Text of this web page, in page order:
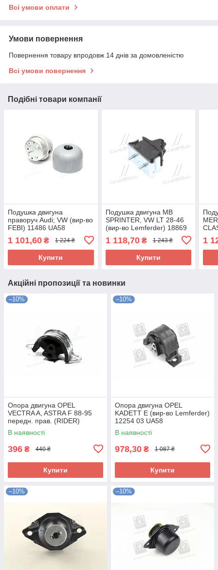
Всі умови оплати
Умови повернення
Повернення товару впродовж 14 днів за домовленістю
Всі умови повернення
Подібні товари компанії
Подушка двигуна
праворуч Audi; VW (вир-во
FEBI) 11486 UA58
1 101,60 ₴ 1 224 ₴
Купити
Подушка двигуна MB
SPRINTER, VW LT 28-46
(вир-во Lemferder) 18869
1 118,70₴ 1 243 ₴
Купити
1
Акційні пропозиції та новинки
–10%
Опора двигуна OPEL
VECTRA A, ASTRA F 88-95
передн. прав. (RIDER)
RD.3438325348 UA58
В наявності
396 ₴ 440 ₴
Купити
–10%
Опора двигуна OPEL
KADETT E (вир-во Lemferder)
12254 03 UA58
В наявності
978,30 ₴ 1 087 ₴
Купити
–10% –10%